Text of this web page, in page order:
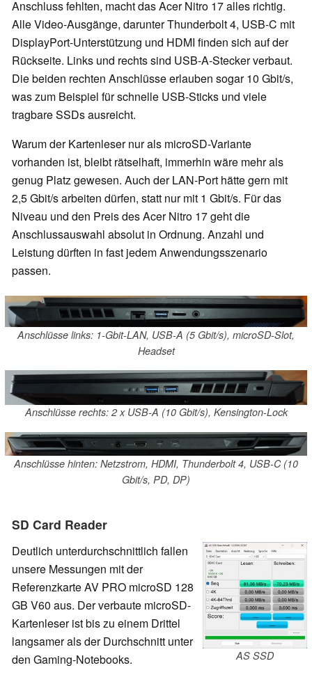
Anschluss fehlten, macht das Acer Nitro 17 alles richtig.
Alle Video-Ausgänge, darunter Thunderbolt 4, USB-C mit
DisplayPort-Unterstützung und HDMI finden sich auf der
Rückseite. Links und rechts sind USB-A-Stecker verbaut.
Die beiden rechten Anschlüsse erlauben sogar 10 Gbit/s,
was zum Beispiel für schnelle USB-Sticks und viele
tragbare SSDs ausreicht.
Warum der Kartenleser nur als microSD-Variante
vorhanden ist, bleibt rätselhaft, immerhin wäre mehr als
genug Platz gewesen. Auch der LAN-Port hätte gern mit
2,5 Gbit/s arbeiten dürfen, statt nur mit 1 Gbit/s. Für das
Niveau und den Preis des Acer Nitro 17 geht die
Anschlussauswahl absolut in Ordnung. Anzahl und
Leistung dürften in fast jedem Anwendungsszenario
passen.
Anschlüsse links: 1-Gbit-LAN, USB-A (5 Gbit/s), microSD-Slot,
Headset
Anschlüsse rechts: 2 x USB-A (10 Gbit/s), Kensington-Lock
Anschlüsse hinten: Netzstrom, HDMI, Thunderbolt 4, USB-C (10
Gbit/s, PD, DP)
SD Card Reader
AS SSD
Deutlich unterdurchschnittlich fallen
unsere Messungen mit der
Referenzkarte AV PRO microSD 128
GB V60 aus. Der verbaute microSD-
Kartenleser ist bis zu einem Drittel
langsamer als der Durchschnitt unter
den Gaming-Notebooks.